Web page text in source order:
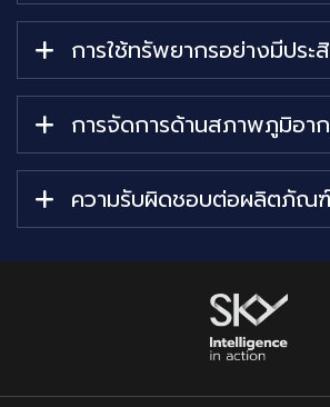
การใช้ทรัพยากรอย่างมีประ
การจัดการด้านสภาพภูมิอา
ความรับผิดชอบต่อผลิตภัณฑ์